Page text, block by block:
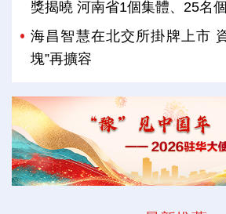
獎揭曉 河南省1個集體、25名
海昌智慧在北交所掛牌上市
塊”再擴容